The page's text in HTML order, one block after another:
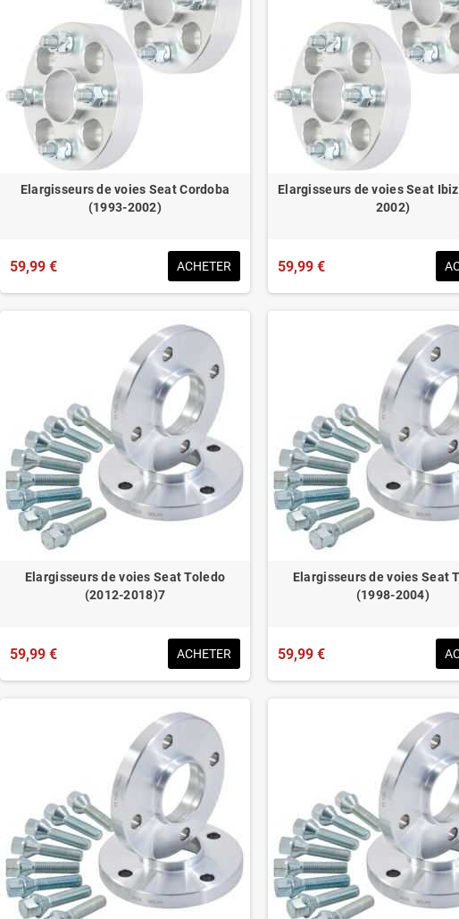
Elargisseurs de voies Seat Cordoba
(1993-2002)
59,99 € ACHETER
Elargisseurs de voies Seat
2002)
59,99 €
Elargisseurs de voies Seat Toledo
(2012-2018)7
59,99 € ACHETER
Elargisseurs de voies Seat
(1998-2004)
59,99 €